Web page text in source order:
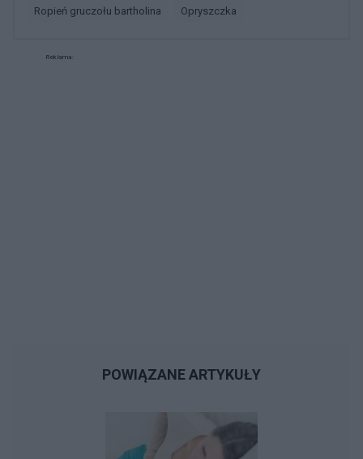
ropień gruczołu bartholina opryszczka
Reklama:
POWIĄZANE ARTYKUŁY